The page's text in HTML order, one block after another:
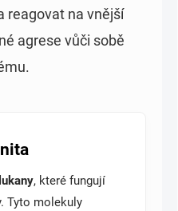
reagovat na vnější
agrese vůči sobě
, které fungují
Tyto molekuly